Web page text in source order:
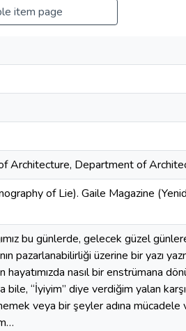
item page
Architecture, Department of
of Lie). Gaile Magazine
bu günlerde, gelecek güzel
pazarlanabilirliği üzerine bir yazı
nasıl bir enstrümana
bile, “İyiyim” diye verdiğim yalan
veya bir şeyler adına